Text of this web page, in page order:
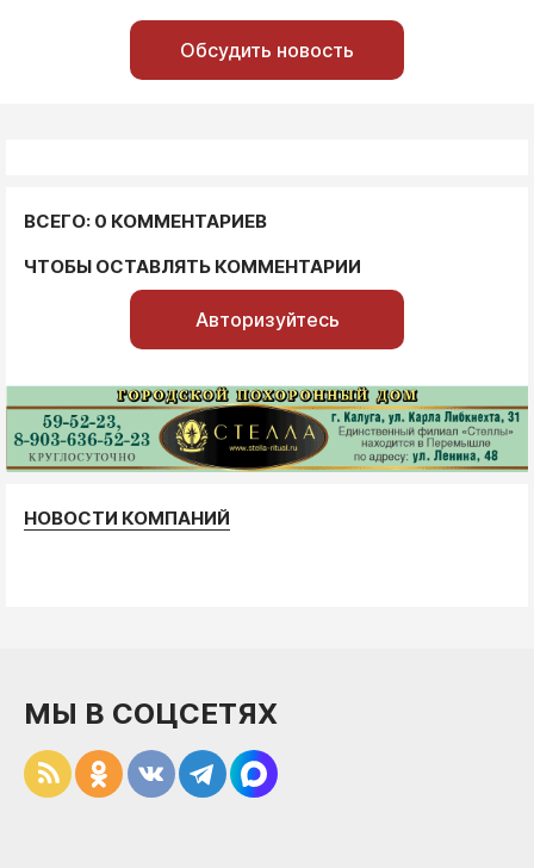
Обсудить новость
ВСЕГО: 0 КОММЕНТАРИЕВ
ЧТОБЫ ОСТАВЛЯТЬ КОММЕНТАРИИ
Авторизуйтесь
НОВОСТИ КОМПАНИЙ
МЫ В СОЦСЕТЯХ